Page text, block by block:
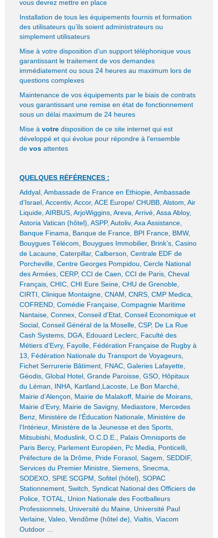
vous devrez mettre en place
Installation de tous les équipements fournis et formation
des utilisateurs qu’ils soient administrateurs ou
simplement utilisateurs
Mise à votre disposition d’un support téléphonique vous
garantissant le traitement de vos demandes
immédiatement ou sous 24 heures au maximum lors de
questions complexes
Maintenance de vos équipements par le biais de contrats
vous garantissant une remise en état de fonctionnement
sous un délai maximum de 24 heures
Mise à votre disposition de ce site internet qui est
développé et qui évolue pour répondre à l'ensemble
de vos attentes
QUELQUES RÉFÉRENCES :
Addyal, Ambassade de France en Ethiopie, Ambassade
d’Israel, Accentiv, Accor, ACE Europe/ CHUBB, Alstom, Air
Liquide, AIRBUS, ArjoWiggins, Areva, Arrivé, Assa Abloy,
Astoria Vatican (hôtel), ASPP, Autoliv, Axa Assistance,
Banque Finama, Banque de France, BPI France, BMW,
Bouygues Télécom, Bouygues Immobilier, Brink’s, Casino
de Lacaune, Caterpillar, Calberson, Centrale EDF de
Porcheville, Centre Georges Pompidou, Cercle National
des Armées, CERP, CCI de Caen, CCI de Paris, Cheval
Français, CHIC, CHI Eure Seine, CHU de Grenoble,
CIRTI, Clinique Montaigne, CNAM, CNRS, CMP Medica,
COFREND, Comédie Française, Compagnie Maritime
Nantaise, Connex, Conseil d’Etat, Conseil Economique et
Social, Conseil Général de la Moselle, CSP, De La Rue
Cash Systems, DGA, Edouard Leclerc, Faculté des
Métiers d’Evry, Fayolle, Fédération Française de Rugby à
13, Fédération Nationale du Transport de Voyageurs,
Fichet Serrurerie Bâtiment, FNAC, Galeries Lafayette,
Géodis, Global Hotel, Grande Paroisse, GSO, Hôpitaux
du Léman, INHA, Kartland,Lacoste, Le Bon Marché,
Mairie d’Alençon, Mairie de Malakoff, Mairie de Moirans,
Mairie d’Evry, Mairie de Savigny, Mediastore, Mercedes
Benz, Ministère de l’Éducation Nationale, Ministère de
l'Intérieur, Ministère de la Jeunesse et des Sports,
Mitsubishi, Moduslink, O.C.D.E., Palais Omnisports de
Paris Bercy, Parlement Européen, Pc Media, Ponticelli,
Préfecture de la Drôme, Pride Forasol, Sagem, SEDDIF,
Services du Premier Ministre, Siemens, Snecma,
SODEXO, SPIE SCGPM, Sofitel (hôtel), SOPAC
Stationnement, Switch, Syndicat National des Officiers de
Police, TOTAL, Union Nationale des Footballeurs
Professionnels, Université du Maine, Université Paul
Verlaine, Valeo, Vendôme (hôtel de), Vialtis, Viacom
Outdoor …